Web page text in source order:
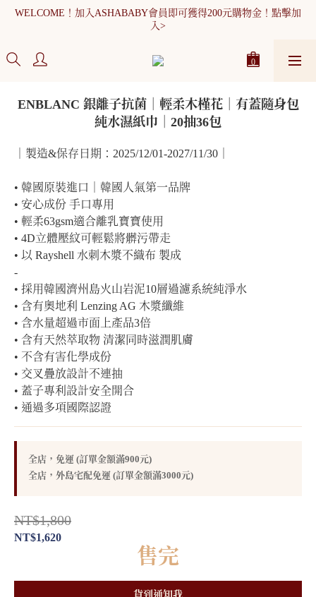
WELCOME！加入ASHABABY會員即可獲得200元購物金！點擊加
入>
全館消費滿900元免運
WELCOME！加入ASHABABY會員即可獲得200元購物金！點擊加
入>
ENBLANC 銀離子抗菌｜輕柔木槿花｜有蓋隨身包
純水濕紙巾｜20抽36包
｜製造&保存日期：2025/12/01-2027/11/30｜
• 韓國原裝進口｜韓國人氣第一品牌
• 安心成份 手口專用
• 輕柔63gsm適合離乳寶寶使用
• 4D立體壓紋可輕鬆將髒污帶走
• 以 Rayshell 水刺木漿不織布 製成
-
• 採用韓國濟州島火山岩泥10層過濾系統純淨水
• 含有奧地利 Lenzing AG 木漿纖維
• 含水量超過市面上產品3倍
• 含有天然萃取物 清潔同時滋潤肌膚
• 不含有害化學成份
• 交叉疊放設計不連抽
• 蓋子專利設計安全開合
• 通過多項國際認證
全店，免運 (訂單金額滿900元)
全店，外島宅配免運 (訂單金額滿3000元)
NT$1,800
NT$1,620
售完
貨到通知我